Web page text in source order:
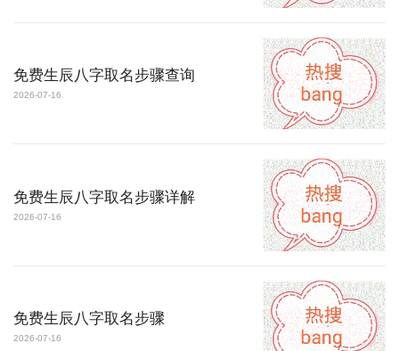
免费生辰八字取名步骤查询
2026-07-16
免费生辰八字取名步骤详解
2026-07-16
免费生辰八字取名步骤
2026-07-16